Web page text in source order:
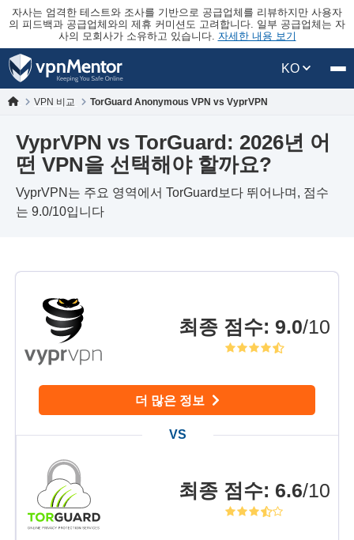
자사는 엄격한 테스트와 조사를 기반으로 공급업체를 리뷰하지만 사용자
의 피드백과 공급업체와의 제휴 커미션도 고려합니다. 일부 공급업체는 자
사의 모회사가 소유하고 있습니다. 자세한 내용 보기
KO
VPN 비교 TorGuard Anonymous VPN vs VyprVPN
VyprVPN vs TorGuard: 2026년 어
떤 VPN을 선택해야 할까요?
VyprVPN는 주요 영역에서 TorGuard보다 뛰어나며, 점수
는 9.0/10입니다
최종 점수: 9.0/10
더 많은 정보
최종 점수: 6.6/10